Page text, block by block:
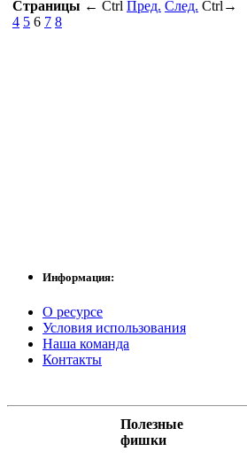
Страницы ← Ctrl Пред. След. Ctrl →
4 5 6 7 8
Информация:
О ресурсе
Условия использования
Наша команда
Контакты
Полезные
фишки